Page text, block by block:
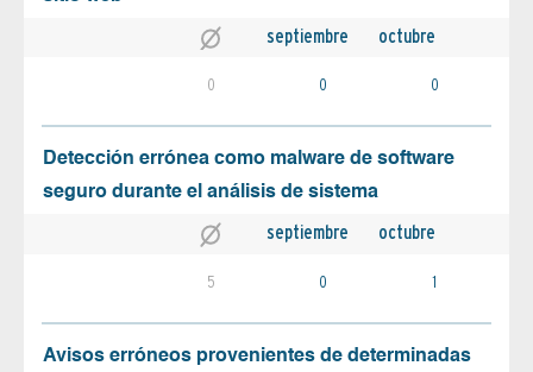
septiembre octubre
0 0 0
Detección errónea como malware de software
seguro durante el análisis de sistema
septiembre octubre
5 0 1
Avisos erróneos provenientes de determinadas